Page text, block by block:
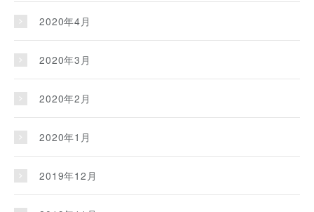
2020年4月
2020年3月
2020年2月
2020年1月
2019年12月